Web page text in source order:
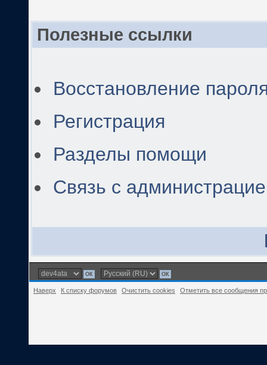
Полезные ссылки
Восстановление
Регистрация
Разделы помощи
Связь с
Наверх К списку форумов Очистить cookies Отметить все сообщения